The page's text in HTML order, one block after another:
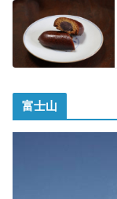
富士山